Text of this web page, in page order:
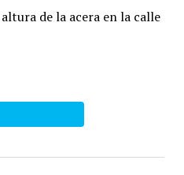
de la acera en la calle